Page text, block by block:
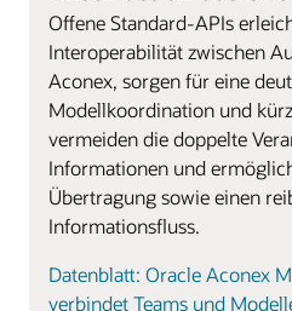
Offene Standard-APIs
Interoperabilität zwischen
Aconex, sorgen für eine
Modellkoordination und
vermeiden die doppelte
Informationen und
Übertragung sowie einen
Informationsfluss.
Datenblatt: Oracle Aconex
verbindet Teams und